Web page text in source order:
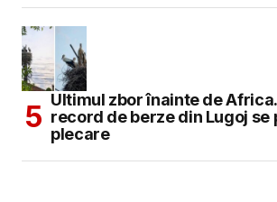
Ultimul zbor înainte de
record de berze din Lugoj se
plecare